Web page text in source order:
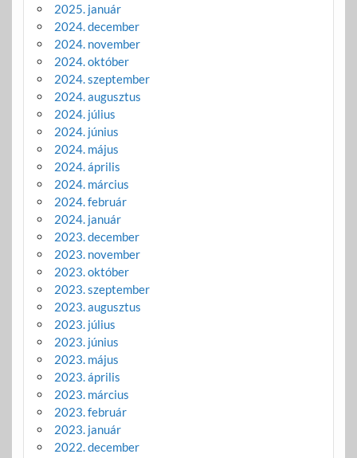
2025. január
2024. december
2024. november
2024. október
2024. szeptember
2024. augusztus
2024. július
2024. június
2024. május
2024. április
2024. március
2024. február
2024. január
2023. december
2023. november
2023. október
2023. szeptember
2023. augusztus
2023. július
2023. június
2023. május
2023. április
2023. március
2023. február
2023. január
2022. december